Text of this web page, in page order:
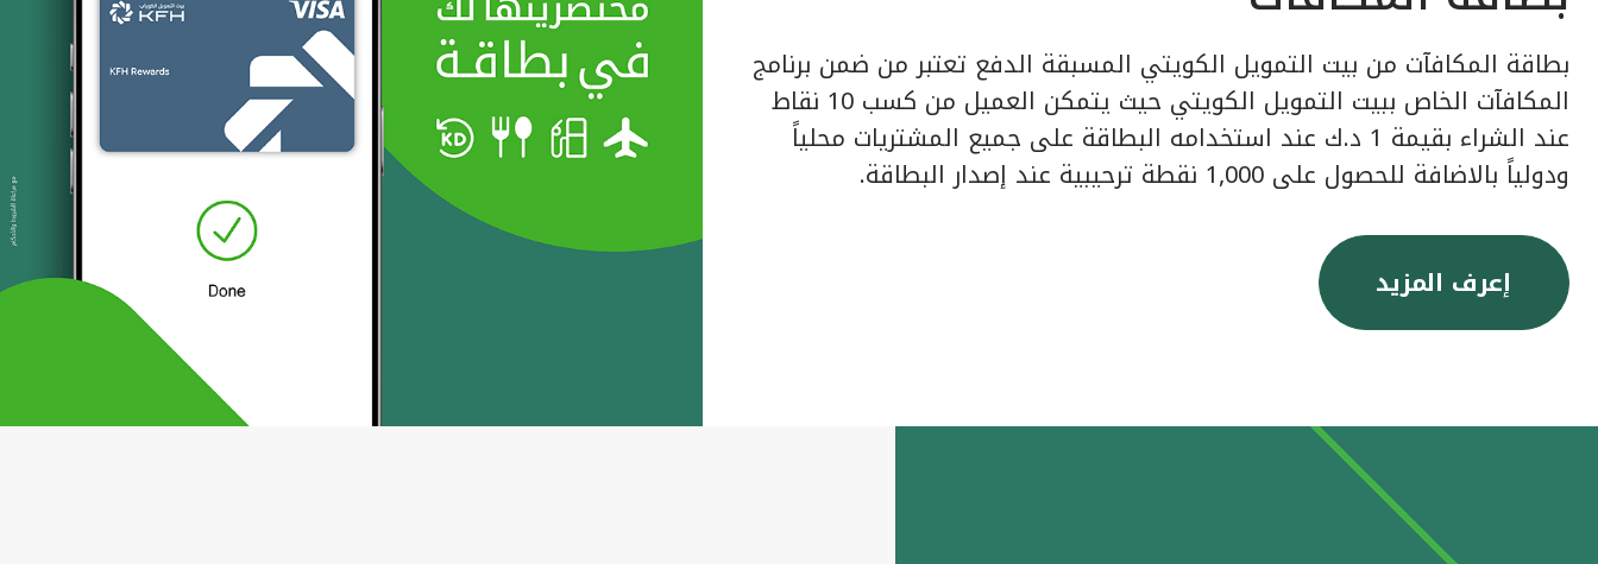
بطاقة المكافآت من بيت التمويل الكويتي المسبقة الدفع تعتبر من ضمن برنامج
المكافآت الخاص ببيت التمويل الكويتي حيث يتمكن العميل من كسب 10 نقاط
عند الشراء بقيمة 1 د.ك عند استخدامه البطاقة على جميع المشتريات محلياً
ودولياً بالاضافة للحصول على 1,000 نقطة ترحيبية عند إصدار البطاقة.
إعرف المزيد